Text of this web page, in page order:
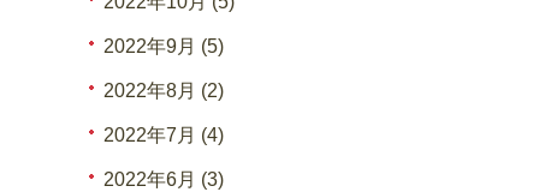
2022年9月 (5)
2022年8月 (2)
2022年7月 (4)
2022年6月 (3)